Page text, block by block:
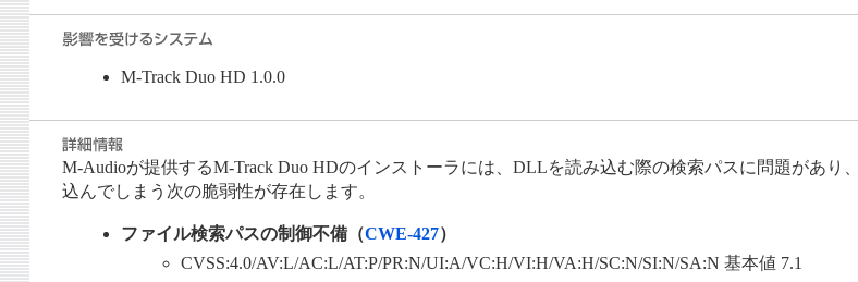
M-Track Duo HD 1.0.0
M-Audioが提供するM-Track Duo HDのインストーラには、DLLを読み込む際の検索パスに問題があ
込んでしまう次の脆弱性が存在します。
ファイル検索パスの制御不備（CWE-427）
CVSS:4.0/AV:L/AC:L/AT:P/PR:N/UI:A/VC:H/VI:H/VA:H/SC:N/SI:N/SA:N 基本値 7.1